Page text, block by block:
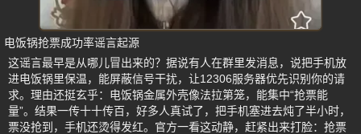
电饭锅抢票成功率谣言起源
这谣言最早是从哪儿冒出来的？据说有人在群里发消息，说把手机放
进电饭锅里保温，能屏蔽信号干扰，让12306服务器优先识别你的请
求。理由还挺玄乎：电饭锅金属外壳像法拉第笼，能集中“抢票能
量”。结果一传十十传百，好多人真试了，把手机塞进去炖了半小时，
票没抢到，手机还烫得发红。官方一看这动静，赶紧出来打脸：抢票